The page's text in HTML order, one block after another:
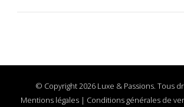
© Copyright 2026 Luxe & Passions. Tous
Mentions légales | Conditions générales de